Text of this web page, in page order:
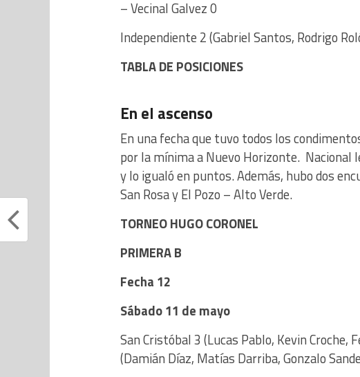
– Vecinal Galvez 0
Independiente 2 (Gabriel Santos, Rodrigo
TABLA DE POSICIONES
En el ascenso
En una fecha que tuvo todos los
por la mínima a Nuevo Horizonte. Nacional
y lo igualó en puntos. Además, hubo dos
San Rosa y El Pozo – Alto Verde.
TORNEO HUGO CORONEL
PRIMERA B
Fecha 12
Sábado 11 de mayo
San Cristóbal 3 (Lucas Pablo, Kevin Croche,
(Damián Díaz, Matías Darriba, Gonzalo